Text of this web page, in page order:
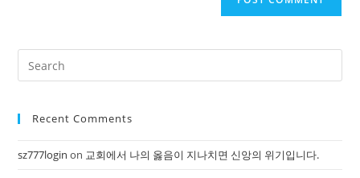
Recent Comments
sz777login on 교회에서 나의 옳음이 지나치면 신앙의 위기입니다.